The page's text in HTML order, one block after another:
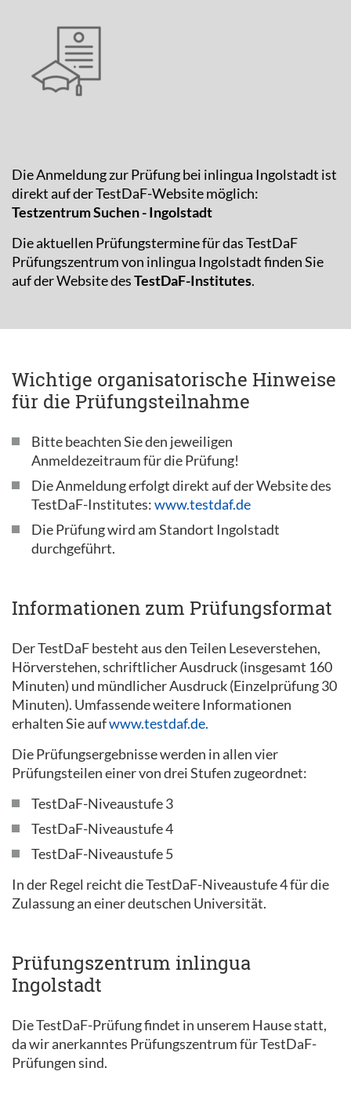
Die Anmeldung zur Prüfung bei inlingua Ingolstadt ist
direkt auf der TestDaF-Website möglich:
Testzentrum Suchen - Ingolstadt
Die aktuellen Prüfungstermine für das TestDaF
Prüfungszentrum von inlingua Ingolstadt finden Sie
auf der Website desTestDaF-Institutes.
Wichtige organisatorische Hinweise
für die Prüfungsteilnahme
Bitte beachten Sie den jeweiligen
Anmeldezeitraum für die Prüfung!
Die Anmeldung erfolgt direkt auf der Website des
TestDaF-Institutes:www.testdaf.de
Die Prüfung wird am Standort Ingolstadt
durchgeführt.
Informationen zum Prüfungsformat
Der TestDaF besteht aus den Teilen Leseverstehen,
Hörverstehen, schriftlicher Ausdruck (insgesamt 160
Minuten) und mündlicher Ausdruck (Einzelprüfung 30
Minuten). Umfassende weitere Informationen
erhalten Sie aufwww.testdaf.de.
Die Prüfungsergebnisse werden in allen vier
Prüfungsteilen einer von drei Stufen zugeordnet:
TestDaF-Niveaustufe 3
TestDaF-Niveaustufe 4
TestDaF-Niveaustufe 5
In der Regel reicht die TestDaF-Niveaustufe 4 für die
Zulassung an einer deutschen Universität.
Prüfungszentrum inlingua
Ingolstadt
Die TestDaF-Prüfung findet in unserem Hause statt,
da wir anerkanntes Prüfungszentrum für TestDaF-
Prüfungen sind.